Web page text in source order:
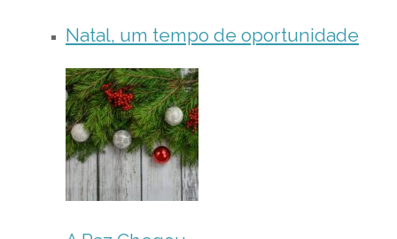
Natal, um tempo de oportunidade